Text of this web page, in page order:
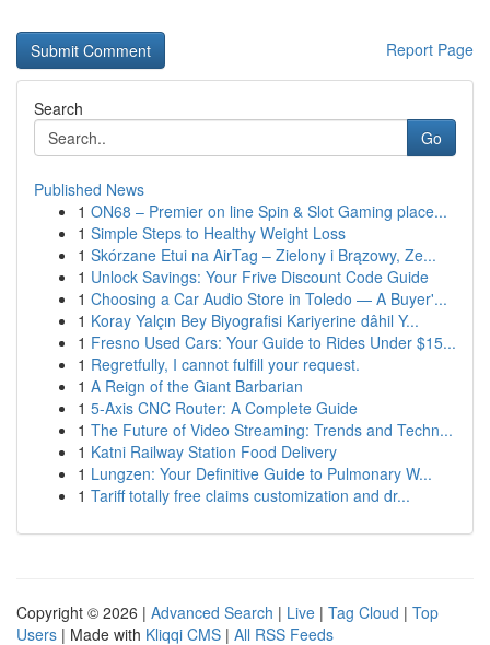
Report Page
Search
Go
Published News
1 ON68 – Premier on line Spin & Slot Gaming place...
1 Simple Steps to Healthy Weight Loss
1 Skórzane Etui na AirTag – Zielony i Brązowy, Ze...
1 Unlock Savings: Your Frive Discount Code Guide
1 Choosing a Car Audio Store in Toledo — A Buyer'...
1 Koray Yalçın Bey Biyografisi Kariyerine dâhil Y...
1 Fresno Used Cars: Your Guide to Rides Under $15...
1 Regretfully, I cannot fulfill your request.
1 A Reign of the Giant Barbarian
1 5-Axis CNC Router: A Complete Guide
1 The Future of Video Streaming: Trends and Techn...
1 Katni Railway Station Food Delivery
1 Lungzen: Your Definitive Guide to Pulmonary W...
1 Tariff totally free claims customization and dr...
Copyright © 2026 | Advanced Search | Live | Tag Cloud | Top
Users | Made with Kliqqi CMS | All RSS Feeds